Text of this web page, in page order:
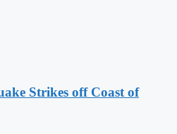
Strikes off Coast of